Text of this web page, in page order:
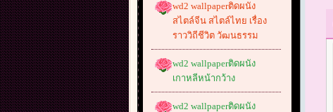
wd2 wallpaperติดผนัง
สไตล์จีน สไตล์ไทย เรื่อง
ราววิถีชีวิต วัฒนธรรม
wd2 wallpaperติดผนัง
เกาหลีหน้ากว้าง
wd2 wallpaperติดผนัง